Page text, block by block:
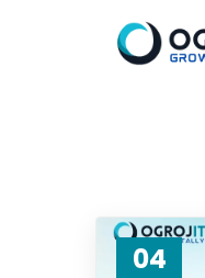
04